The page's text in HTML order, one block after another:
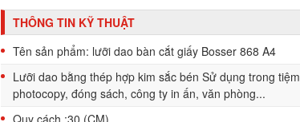
THÔNG TIN KỸ THUẬT
Tên sản phẩm: lưỡi dao bàn cắt giấy Bosser 868 A4
Lưỡi dao bằng thép hợp kim sắc bén Sử dụng trong tiệm
photocopy, đóng sách, công ty in ấn, văn phòng...
Quy cách :30 (CM)